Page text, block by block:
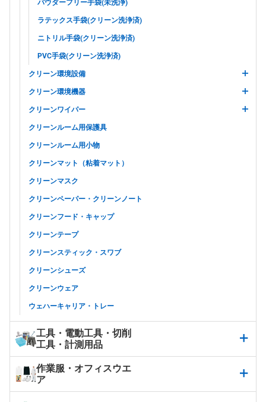
パウダーフリー手袋(未洗浄)
ラテックス手袋(クリーン洗浄済)
ニトリル手袋(クリーン洗浄済)
PVC手袋(クリーン洗浄済)
クリーン環境設備
クリーン環境機器
クリーンワイパー
クリーンルーム用保護具
クリーンルーム用小物
クリーンマット（粘着マット）
クリーンマスク
クリーンペーパー・クリーンノート
クリーンフード・キャップ
クリーンテープ
クリーンスティック・スワブ
クリーンシューズ
クリーンウェア
ウェハーキャリア・トレー
工具・電動工具・切削
工具・計測用品
作業服・オフィスウエ
ア